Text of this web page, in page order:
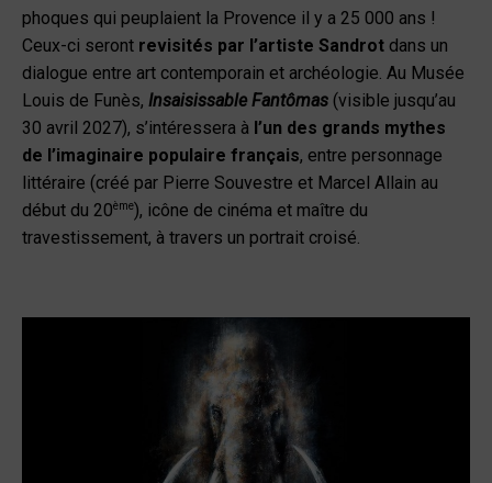
phoques qui peuplaient la Provence il y a 25 000 ans !
Ceux-ci seront revisités par l’artiste Sandrot dans un
dialogue entre art contemporain et archéologie. Au Musée
Louis de Funès, Insaisissable Fantômas (visible jusqu’au
30 avril 2027), s’intéressera à l’un des grands mythes
de l’imaginaire populaire français, entre personnage
littéraire (créé par Pierre Souvestre et Marcel Allain au
début du 20ème), icône de cinéma et maître du
travestissement, à travers un portrait croisé.